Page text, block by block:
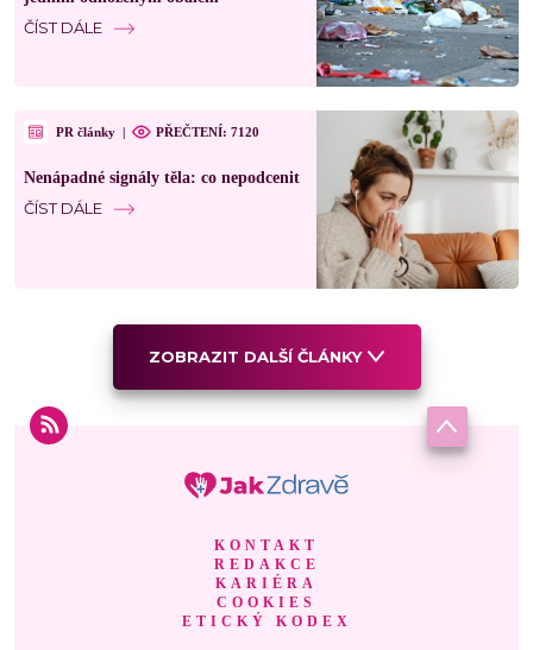
ČÍST DÁLE
PR články | PŘEČTENÍ: 7120
Nenápadné signály těla: co nepodcenit
ČÍST DÁLE
ZOBRAZIT DALŠÍ ČLÁNKY
KONTAKT
REDAKCE
KARIÉRA
COOKIES
ETICKÝ KODEX